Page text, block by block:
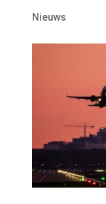
Nieuws